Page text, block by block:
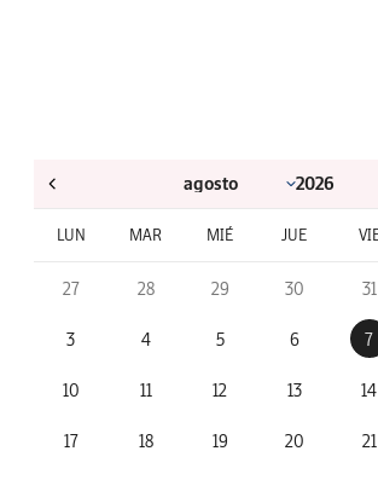
LUN MAR MIÉ JUE
27 28 29 30 31
3 4 5 6 7
10 11 12 13 14
17 18 19 20 21